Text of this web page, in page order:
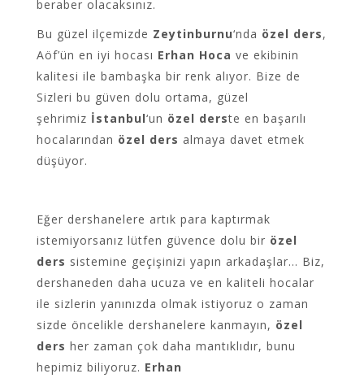
beraber olacaksınız.
Bu güzel ilçemizde Zeytinburnu‘nda özel ders,
Aöf’ün en iyi hocası Erhan Hoca ve ekibinin
kalitesi ile bambaşka bir renk alıyor. Bize de
Sizleri bu güven dolu ortama, güzel
şehrimiz İstanbul‘un özel derste en başarılı
hocalarından özel ders almaya davet etmek
düşüyor.
Eğer dershanelere artık para kaptırmak
istemiyorsanız lütfen güvence dolu bir özel
ders sistemine geçişinizi yapın arkadaşlar… Biz,
dershaneden daha ucuza ve en kaliteli hocalar
ile sizlerin yanınızda olmak istiyoruz o zaman
sizde öncelikle dershanelere kanmayın, özel
ders her zaman çok daha mantıklıdır, bunu
hepimiz biliyoruz. Erhan